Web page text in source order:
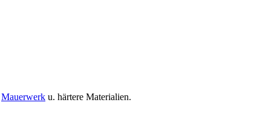
Mauerwerk u. härtere Materialien.